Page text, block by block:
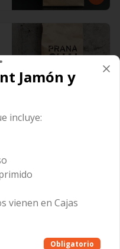
Jamón y
incluye:
vienen en Cajas
Obligatorio